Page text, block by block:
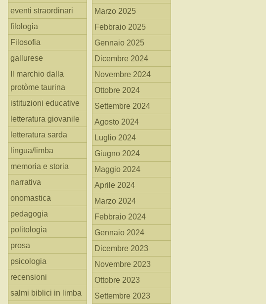
eventi straordinari
filologia
Filosofia
gallurese
Il marchio dalla
protòme taurina
istituzioni educative
letteratura giovanile
letteratura sarda
lingua/limba
memoria e storia
narrativa
onomastica
pedagogia
politologia
prosa
psicologia
recensioni
salmi biblici in limba
Marzo 2025
Febbraio 2025
Gennaio 2025
Dicembre 2024
Novembre 2024
Ottobre 2024
Settembre 2024
Agosto 2024
Luglio 2024
Giugno 2024
Maggio 2024
Aprile 2024
Marzo 2024
Febbraio 2024
Gennaio 2024
Dicembre 2023
Novembre 2023
Ottobre 2023
Settembre 2023